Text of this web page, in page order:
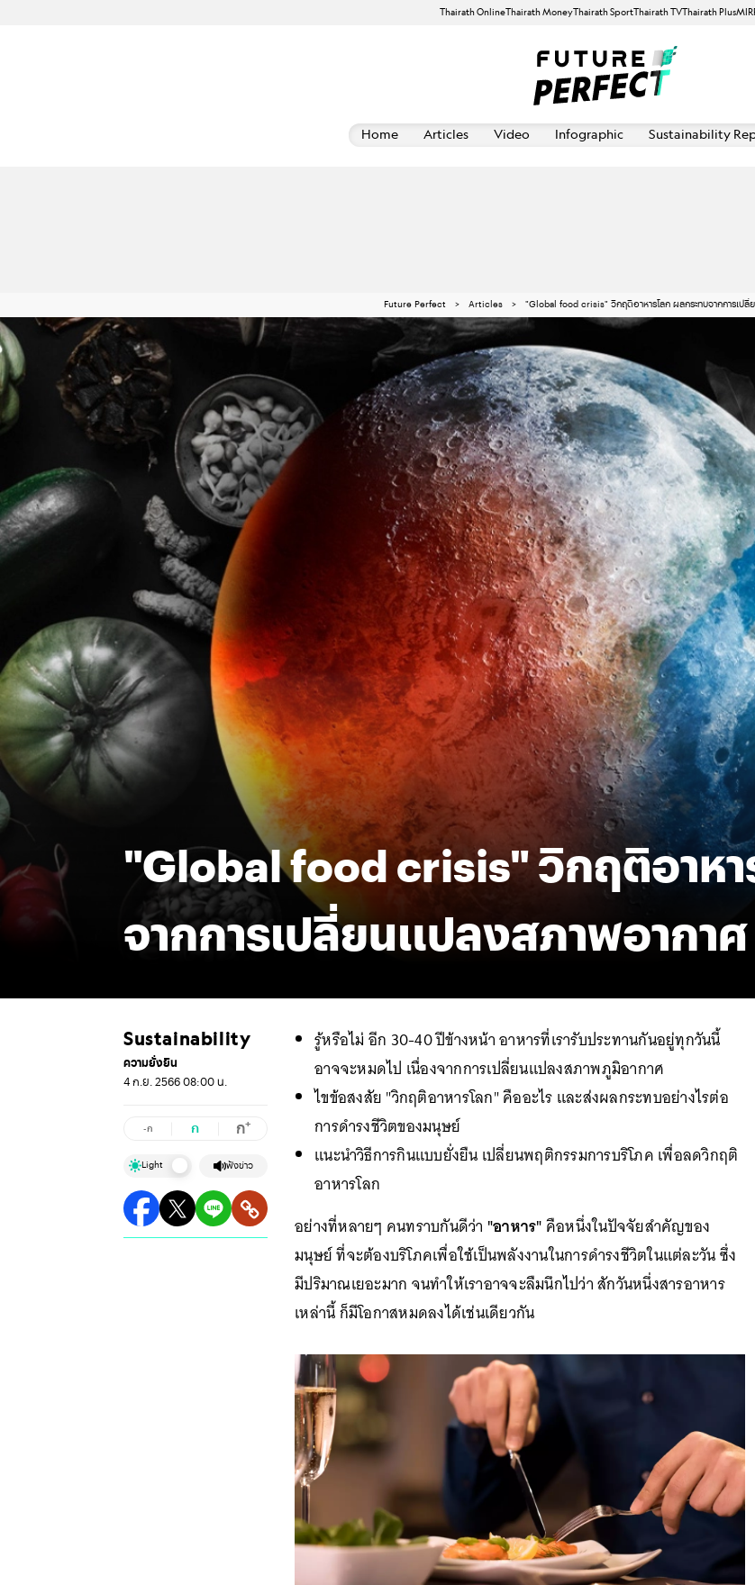
Thairath OnlineThairath MoneyThairath SportThairath TVThairath Plus
Home Articles Video Infographic Sustainability
Future Perfect Articles "Global food crisis" วิกฤติอาหารโลก ผลกระทบจากการเปลี่
"Global food crisis" วิกฤติอาห
จากการเปลี่ยนแปลงสภาพอากาศ
Sustainability
ความยั่งยืน
4 ก.ย. 2566 08:00 น.
-ก ก ก+
Light ฟังข่าว
รู้หรือไม่ อีก 30-40 ปีข้างหน้า อาหารที่เรารับประทานกันอยู่ทุกวันนี้
อาจจะหมดไป เนื่องจากการเปลี่ยนแปลงสภาพภูมิอากาศ
ไขข้อสงสัย "วิกฤติอาหารโลก" คืออะไร และส่งผลกระทบอย่างไรต่อ
การดำรงชีวิตของมนุษย์
แนะนำวิธีการกินแบบยั่งยืน เปลี่ยนพฤติกรรมการบริโภค เพื่อลดวิกฤติ
อาหารโลก
อย่างที่หลายๆ คนทราบกันดีว่า "อาหาร"คือหนึ่งในปัจจัยสำคัญของ
มนุษย์ ที่จะต้องบริโภคเพื่อใช้เป็นพลังงานในการดำรงชีวิตในแต่ละวัน ซึ่ง
มีปริมาณเยอะมาก จนทำให้เราอาจจะลืมนึกไปว่า สักวันหนึ่งสารอาหาร
เหล่านี้ ก็มีโอกาสหมดลงได้เช่นเดียวกัน